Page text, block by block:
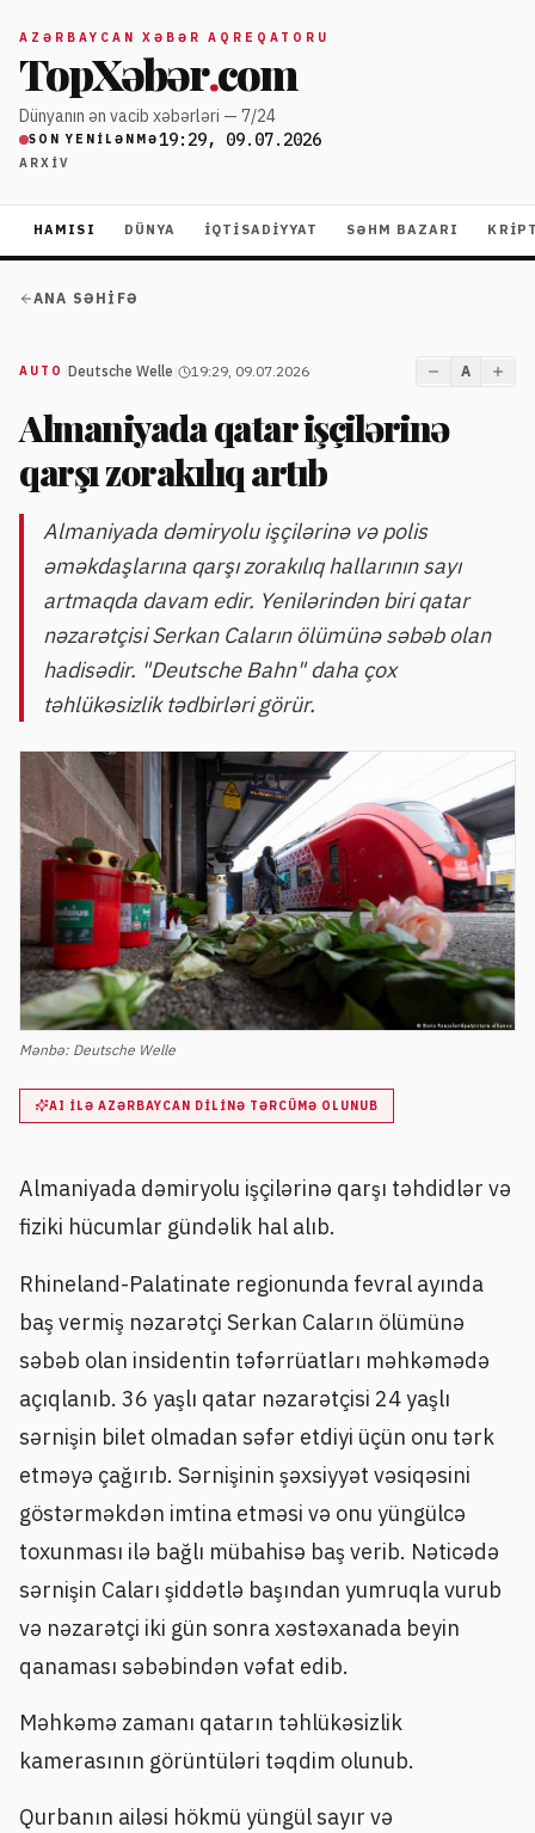
AZƏRBAYCAN XƏBƏR AQREQATORU
TopXəbər.com
Dünyanın ən vacib xəbərləri — 7/24
SON YENILƏNMƏ19:29, 09.07.2026
ARXIV
HAMISI DÜNYA İQTISADIYYAT SƏHM BAZARI
ANA SƏHIFƏ
AUTO Deutsche Welle 19:29, 09.07.2026 A
Almaniyada qatar işçilərinə
qarşı zorakılıq artıb
Almaniyada dəmiryolu işçilərinə və polis
əməkdaşlarına qarşı zorakılıq hallarının sayı
artmaqda davam edir. Yenilərindən biri qatar
nəzarətçisi Serkan Caların ölümünə səbəb olan
hadisədir. "Deutsche Bahn" daha çox
təhlükəsizlik tədbirləri görür.
Mənbə: Deutsche Welle
AI ILƏ AZƏRBAYCAN DILINƏ TƏRCÜMƏ OLUNUB
Almaniyada dəmiryolu işçilərinə qarşı təhdidlər və
fiziki hücumlar gündəlik hal alıb.
Rhineland-Palatinate regionunda fevral ayında
baş vermiş nəzarətçi Serkan Caların ölümünə
səbəb olan insidentin təfərrüatları məhkəmədə
açıqlanıb. 36 yaşlı qatar nəzarətçisi 24 yaşlı
sərnişin bilet olmadan səfər etdiyi üçün onu tərk
etməyə çağırıb. Sərnişinin şəxsiyyət vəsiqəsini
göstərməkdən imtina etməsi və onu yüngülcə
toxunması ilə bağlı mübahisə baş verib. Nəticədə
sərnişin Caları şiddətlə başından yumruqla vurub
və nəzarətçi iki gün sonra xəstəxanada beyin
qanaması səbəbindən vəfat edib.
Məhkəmə zamanı qatarın təhlükəsizlik
kamerasının görüntüləri təqdim olunub.
Qurbanın ailəsi hökmü yüngül sayır və